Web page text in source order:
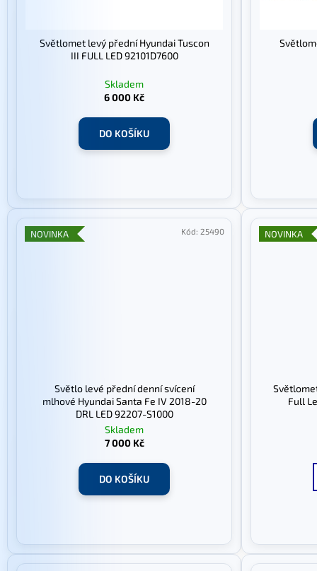
Světlomet levý přední Hyundai Tuscon
III FULL LED 92101D7600
Skladem
6 000 Kč
DO KOŠÍKU
NOVINKA
Světlo levé přední denní svícení
mlhové Hyundai Santa Fe IV 2018-20
DRL LED 92207-S1000
Skladem
7 000 Kč
DO KOŠÍKU
Kód: 25490 NOVINKA
Full